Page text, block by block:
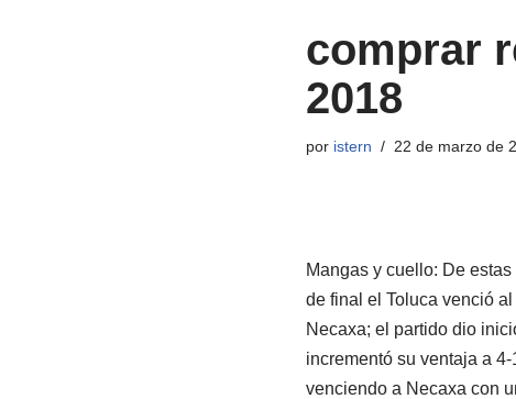
comprar
2018
por istern 22 de marzo de
Mangas y cuello: De
de final el Toluca venció
Necaxa; el partido dio
incrementó su ventaja a
venciendo a Necaxa con